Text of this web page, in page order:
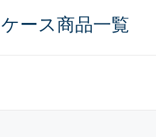
ース商品一覧